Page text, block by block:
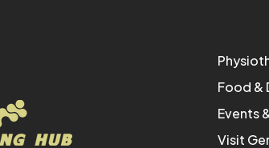
Food &
Events
Visit